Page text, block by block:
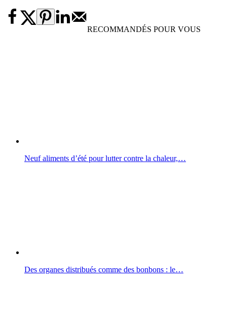
RECOMMANDÉS POUR VOUS
Neuf aliments d’été pour lutter contre la chaleur,…
Des organes distribués comme des bonbons : le…